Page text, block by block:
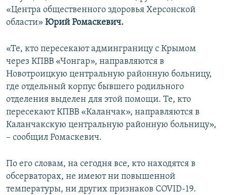
«Центра общественного здоровья Херсонской
области» Юрий Ромаскевич.
«Те, кто пересекают админграницу с Крымом
через КПВВ «Чонгар», направляются в
Новотроицкую центральную районную больницу,
где отдельный корпус бывшего родильного
отделения выделен для этой помощи. Те, кто
пересекают КПВВ «Каланчак», направляются в
Каланчакскую центральную районную больницу»,
– сообщил Ромаскевич.
По его словам, на сегодня все, кто находятся в
обсерваторах, не имеют ни повышенной
температуры, ни других признаков COVID-19.